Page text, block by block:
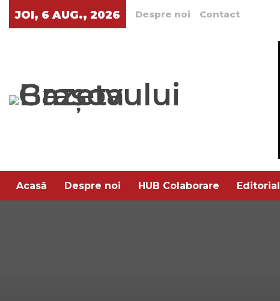
JOI, 6 AUG., 2026 Despre noi Contact
Acasă Despre noi HUB Colaborare Editorial